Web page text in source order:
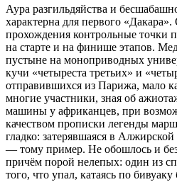
Аура разгильдяйства и
характерна для первого «Дакара».
прохождения контрольные точки
на старте и на финише этапов.
пустыне на моноприводных
кучи «четыреста третьих» и
отправившихся из Парижа, мало
многие участники, зная об
машины у африканцев, при
качеством прописки легенды
гладко: затерявшаяся в
— тому пример. Не обошлось и без
причём порой нелепых: один из
того, что упал, катаясь по